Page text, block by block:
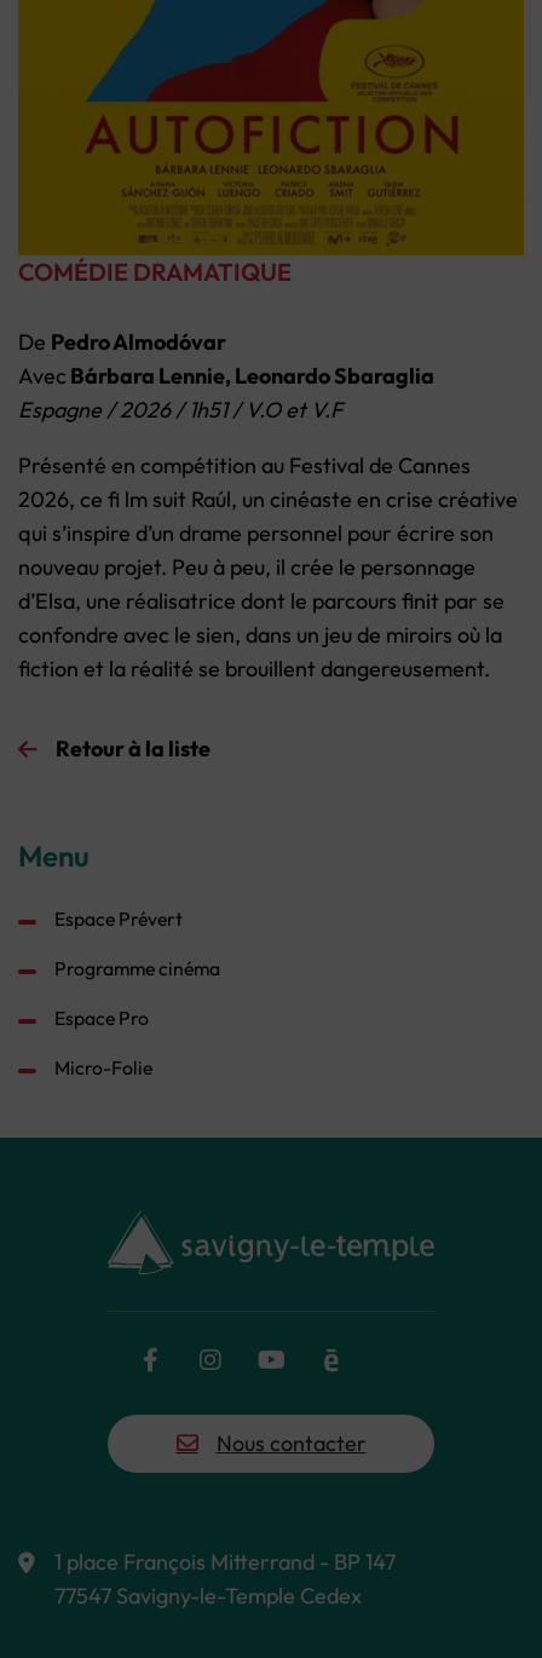
COMÉDIE DRAMATIQUE
De Pedro Almodóvar
Avec Bárbara Lennie, Leonardo Sbaraglia
Espagne / 2026 / 1h51 / V.O et V.F
Présenté en compétition au Festival de Cannes
2026, ce fi lm suit Raúl, un cinéaste en crise créative
qui s’inspire d’un drame personnel pour écrire son
nouveau projet. Peu à peu, il crée le personnage
d’Elsa, une réalisatrice dont le parcours finit par se
confondre avec le sien, dans un jeu de miroirs où la
fiction et la réalité se brouillent dangereusement.
Retour à la liste
Menu
Espace Prévert
Programme cinéma
Espace Pro
Micro-Folie
FacebookInstagramYouTubeCalaméo
Nous contacter
1 place François Mitterrand - BP 147
77547 Savigny-le-Temple Cedex